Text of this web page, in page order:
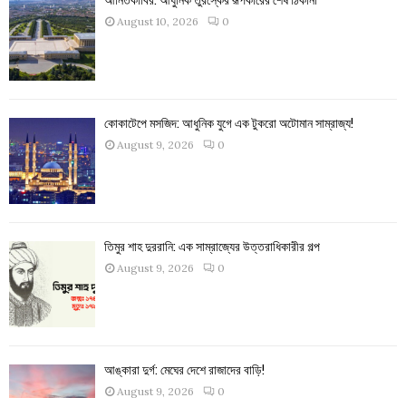
August 10, 2026 0
কোকাটেপে মসজিদ: আধুনিক যুগে এক টুকরো অটোমান সাম্রাজ্য!
August 9, 2026 0
তিমুর শাহ দুররানি: এক সাম্রাজ্যের উত্তরাধিকারীর গল্প
August 9, 2026 0
আঙ্কারা দুর্গ: মেঘের দেশে রাজাদের বাড়ি!
August 9, 2026 0